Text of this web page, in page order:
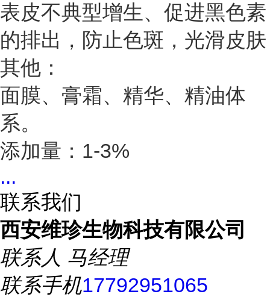
表皮不典型增生、促进黑色素
的排出，防止色斑，光滑皮肤
其他：
面膜、膏霜、精华、精油体
系。
添加量：1-3%
...
联系我们
西安维珍生物科技有限公司
联系人 马经理
联系手机17792951065